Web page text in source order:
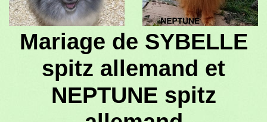
Mariage de SYBELLE
spitz allemand et
NEPTUNE spitz